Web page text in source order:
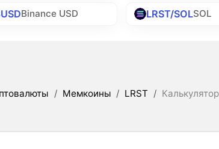
Binance USD LRST/SOLSOL
/ Мемкоины / LRST /